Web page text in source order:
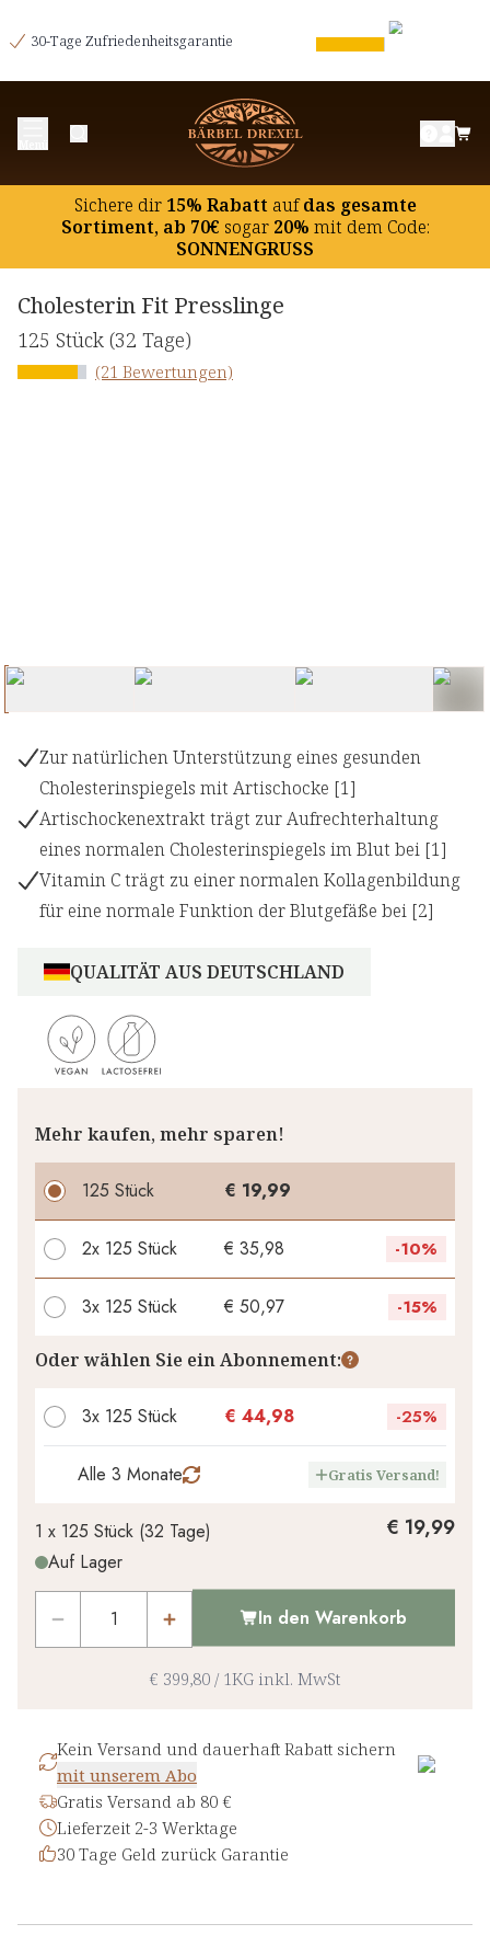
30-Tage Zufriedenheitsgarantie
Sichere dir15% Rabatt aufdas gesamte
Sortiment, ab 70€ sogar20% mit dem Code:
SONNENGRUSS
Cholesterin Fit Presslinge
125 Stück (32 Tage)
(21 Bewertungen)
Zur natürlichen Unterstützung eines gesunden
Cholesterinspiegels mit Artischocke [1]
Artischockenextrakt trägt zur Aufrechterhaltung
eines normalen Cholesterinspiegels im Blut bei [1]
Vitamin C trägt zu einer normalen Kollagenbildung
für eine normale Funktion der Blutgefäße bei [2]
QUALITÄT AUS DEUTSCHLAND
Mehr kaufen, mehr sparen!
125 Stück € 19,99
2x 125 Stück € 35,98 -10%
3x 125 Stück € 50,97 -15%
Ihr persönlicher Rabatt
1 € 0,00
Oder wählen Sie ein Abonnement:
3x 125 Stück € 44,98 -25%
Alle 3 Monate Gratis Versand!
1 x 125 Stück (32 Tage)
Auf Lager
€ 19,99
In den Warenkorb
€ 399,80 / 1KG inkl. MwSt
Kein Versand und dauerhaft Rabatt sichern
mit unserem Abo
Gratis Versand ab 80 €
Lieferzeit 2-3 Werktage
30 Tage Geld zurück Garantie